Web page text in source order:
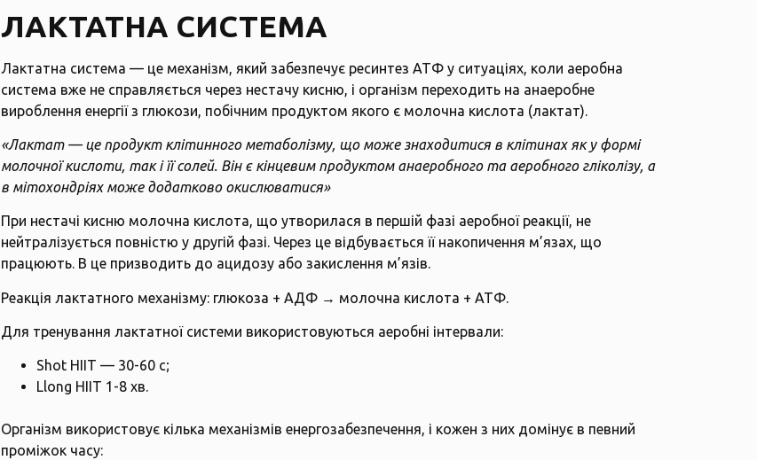
ЛАКТАТНА СИСТЕМА
Лактатна система — це механізм, який забезпечує ресинтез АТФ у ситуаціях, коли аеробна
система вже не справляється через нестачу кисню, і організм переходить на анаеробне
вироблення енергії з глюкози, побічним продуктом якого є молочна кислота (лактат).
«Лактат — це продукт клітинного метаболізму, що може знаходитися в клітинах як у формі
молочної кислоти, так і її солей. Він є кінцевим продуктом анаеробного та аеробного гліколізу, а
в мітохондріях може додатково окислюватися»
При нестачі кисню молочна кислота, що утворилася в першій фазі аеробної реакції, не
нейтралізується повністю у другій фазі. Через це відбувається її накопичення м’язах, що
працюють. В це призводить до ацидозу або закислення м’язів.
Реакція лактатного механізму: глюкоза + АДФ → молочна кислота + АТФ.
Для тренування лактатної системи використовуються аеробні інтервали:
Shot HIIT — 30-60 с;
Llong HIIT 1-8 хв.
Організм використовує кілька механізмів енергозабезпечення, і кожен з них домінує в певний
проміжок часу: